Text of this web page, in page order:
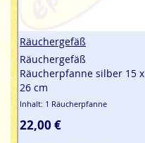
Räuchergefäß
Räuchergefäß
Räucherpfanne silber 15 x
26 cm
Inhalt: 1 Räucherpfanne
22,00 €